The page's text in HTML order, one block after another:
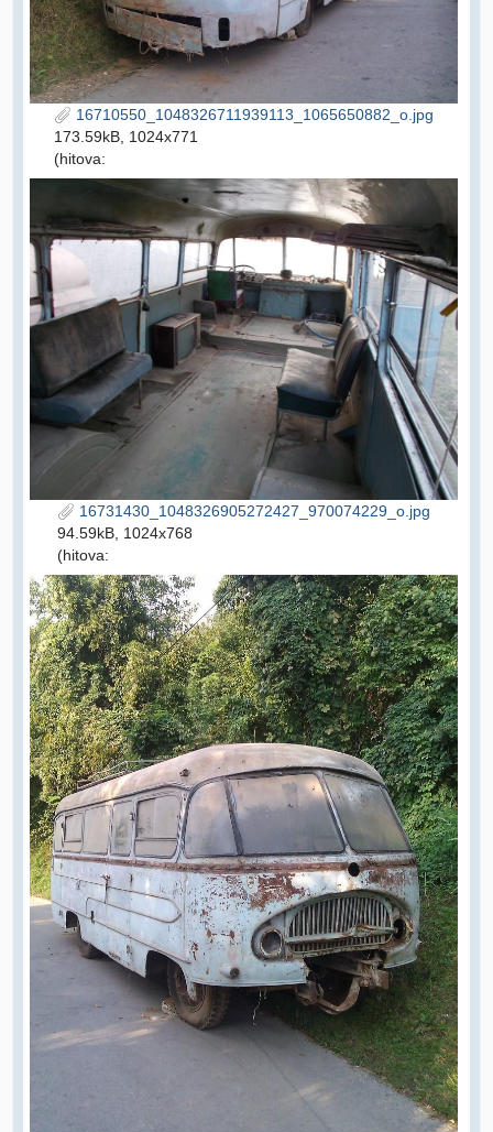
16710550_1048326711939113_1065650882_o.jpg
173.59kB, 1024x771
(hitova:
16731430_1048326905272427_970074229_o.jpg
94.59kB, 1024x768
(hitova: